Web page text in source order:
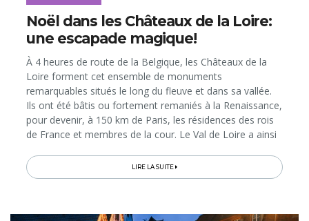
Noël dans les Châteaux de la Loire:
une escapade magique!
À 4 heures de route de la Belgique, les Châteaux de la
Loire forment cet ensemble de monuments
remarquables situés le long du fleuve et dans sa vallée.
Ils ont été bâtis ou fortement remaniés à la Renaissance,
pour devenir, à 150 km de Paris, les résidences des rois
de France et membres de la cour. Le Val de Loire a ainsi
qu’il...
LIRE LA SUITE